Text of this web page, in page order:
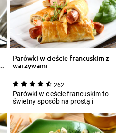
Parówki w cieście francuskim z
warzywami
262
Parówki w cieście francuskim to
świetny sposób na prostą i
jednocześnie efektowną
przekąskę, któr...